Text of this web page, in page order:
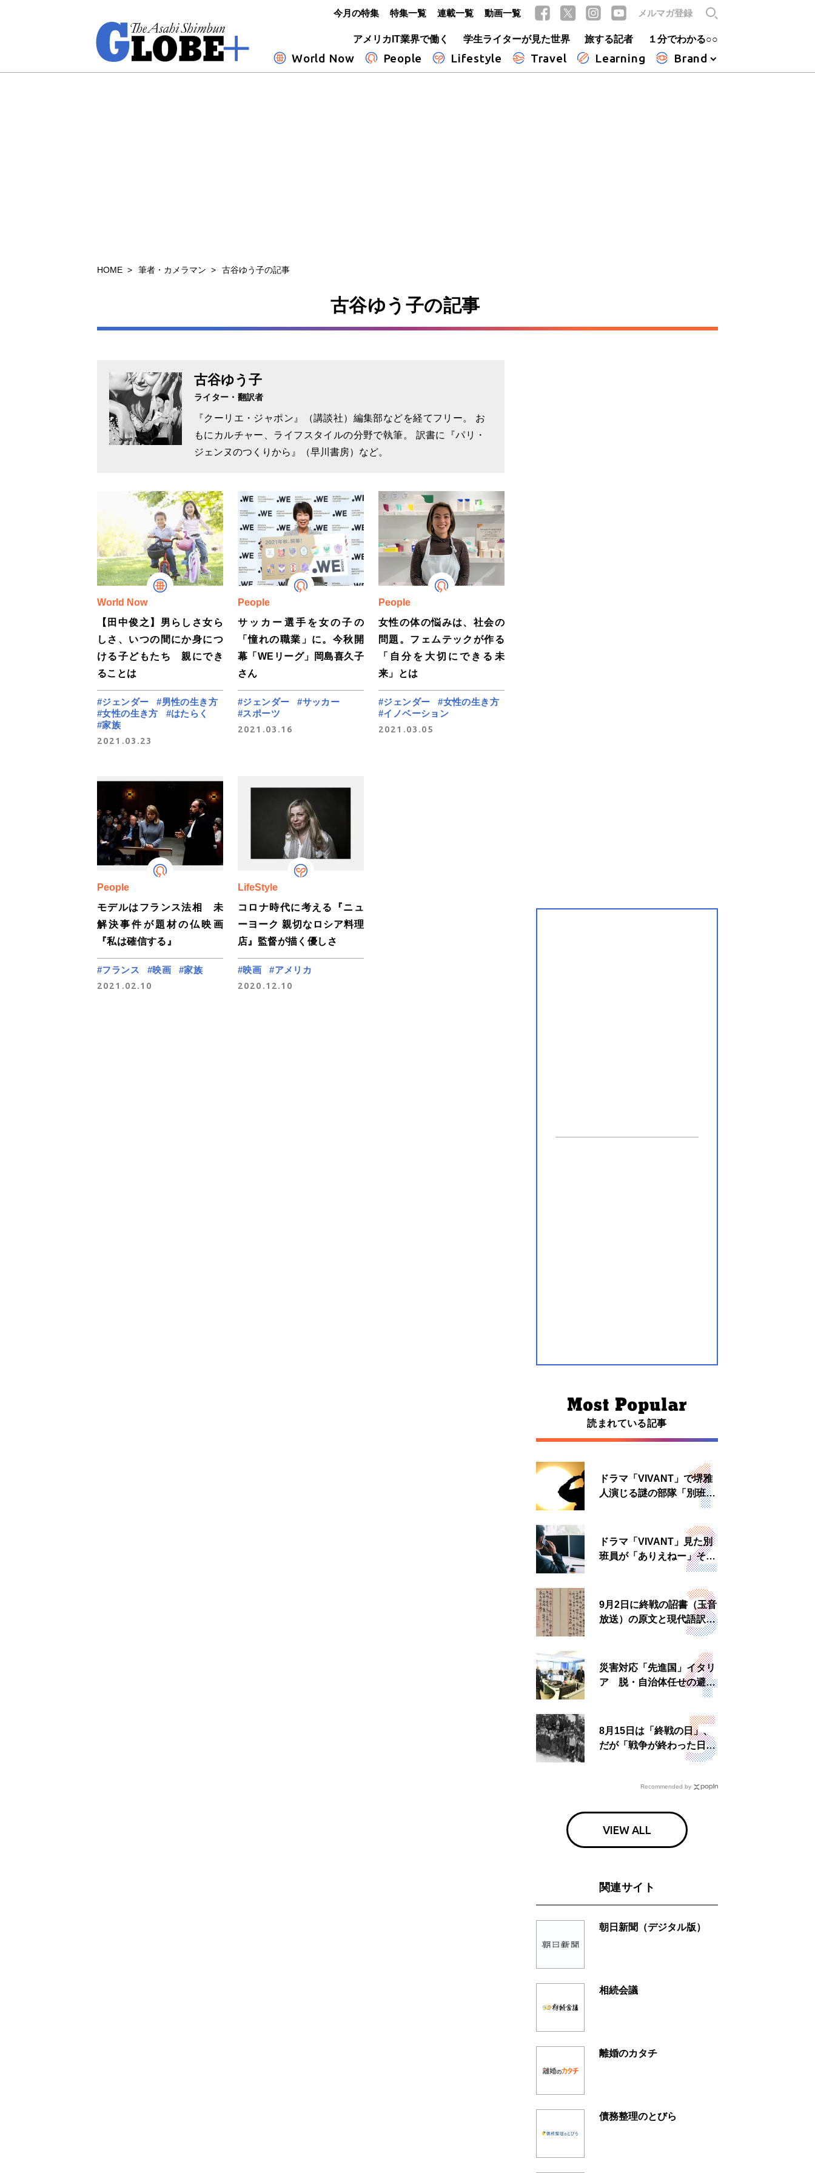
アメリカIT業界で働く
学生ライターが見た世界 旅する記者 １分でわかる○○
World Now People Lifestyle Travel Learning Brand
今月の特集 特集一覧 連載一覧 動画一覧 メルマガ登録
HOME 筆者・カメラマン 古谷ゆう子の記事
古谷ゆう子の記事
古谷ゆう子
ライター・翻訳者
『クーリエ・ジャポン』（講談社）編集部などを経てフリー。 お
もにカルチャー、ライフスタイルの分野で執筆。 訳書に『パリ・
ジェンヌのつくりから』（早川書房）など。
World Now
【田中俊之】男らしさ女ら
しさ、いつの間にか身につ
ける子どもたち 親にでき
ることは
#ジェンダー
#男性の生き方
#女性の生き方
#はたらく
#家族
2021.03.23
People
サッカー選手を女の子の
「憧れの職業」に。今秋開
幕「WEリーグ」岡島喜久子
さん
#ジェンダー
#サッカー
#スポーツ
2021.03.16
People
女性の体の悩みは、社会の
問題。フェムテックが作る
「自分を大切にできる未
来」とは
#ジェンダー
#女性の生き方
#イノベーション
2021.03.05
People
モデルはフランス法相 未
解決事件が題材の仏映画
『私は確信する』
#フランス #映画
#家族
2021.02.10
LifeStyle
コロナ時代に考える『ニュ
ーヨーク 親切なロシア料理
店』監督が描く優しさ
#映画
#アメリカ
2020.12.10
読まれている記事
ドラマ「VIVANT」で堺雅
人演じる謎の部隊「別班」
は実在する？内情知る人物
ドラマ「VIVANT」見た別
班員が「ありえねー」その
理由とは 非公然組織ゆえ
9月2日に終戦の詔書（玉音
放送）の原文と現代語訳を
読む もう一つの「終戦の
災害対応「先進国」イタリ
ア 脱・自治体任せの避難
所運営、被災者への温かい
8月15日は「終戦の日」、
だが「戦争が終わった日」
は国によって異なる？
Recommended by
VIEW ALL
関連サイト
朝日新聞（デジタル版）
相続会議
離婚のカタチ
債務整理のとびら